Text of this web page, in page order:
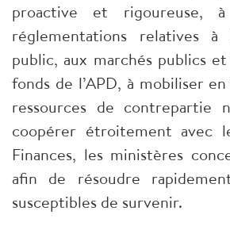
proactive et rigoureuse,
réglementations relatives à
public, aux marchés publics
fonds de l’APD, à mobiliser
ressources de contrepartie
coopérer étroitement avec
Finances, les ministères
afin de résoudre
susceptibles de survenir.